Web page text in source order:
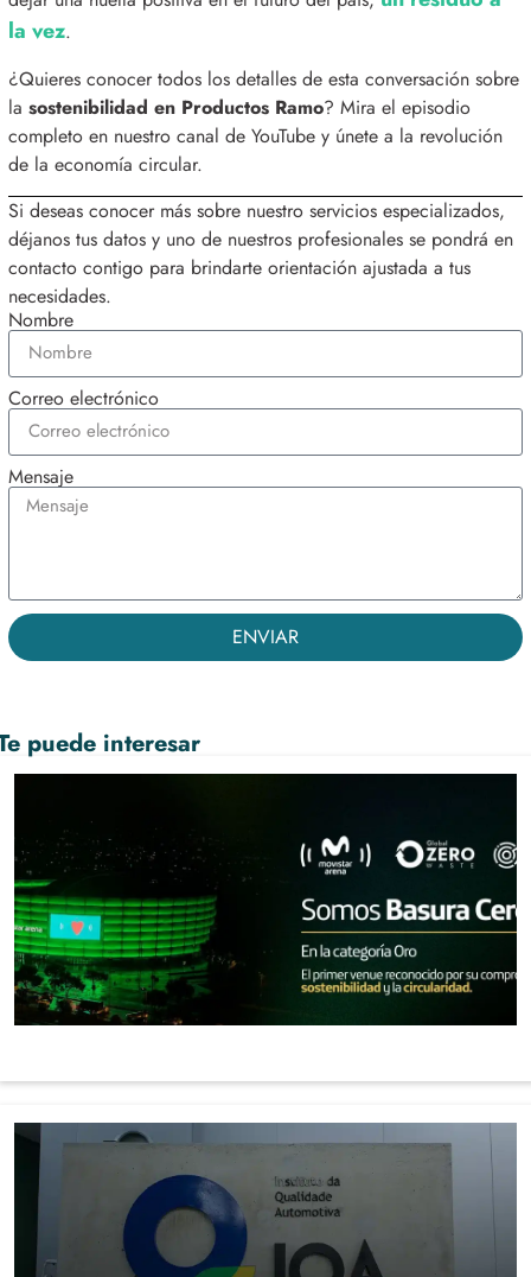
la vez.
¿Quieres conocer todos los detalles de esta conversación sobre
la sostenibilidad en Productos Ramo? Mira el episodio
completo en nuestro canal de YouTube y únete a la revolución
de la economía circular.
Si deseas conocer más sobre nuestro servicios especializados,
déjanos tus datos y uno de nuestros profesionales se pondrá en
contacto contigo para brindarte orientación ajustada a tus
necesidades.
Nombre
Correo electrónico
Mensaje
ENVIAR
puede interesar